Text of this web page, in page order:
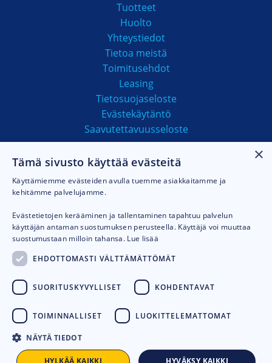
Tuotteet
Huolto
Yhteystiedot
Tietoa meistä
Toimitusehdot
Leasing
Tietosuojaseloste
Evästekäytäntö
Saavutettavuusseloste
MAKSUTAVAT
© 2026Talhu oy. Toteutus: Avoin.Systems
×
Tämä sivusto käyttää evästeitä
Käyttämiemme evästeiden avulla tuemme asiakkaitamme ja
kehitämme palvelujamme.
Evästetietojen kerääminen ja tallentaminen tapahtuu palvelun
käyttäjän antaman suostumuksen perusteella. Käyttäjä voi muuttaa
suostumustaan milloin tahansa. Lue lisää
EHDOTTOMASTI VÄLTTÄMÄTTÖMÄT
SUORITUSKYVYLLISET KOHDENTAVAT
TOIMINNALLISET LUOKITTELEMATTOMAT
NÄYTÄ TIEDOT
HYVÄKSY KAIKKI
HYLKÄÄ KAIKKI